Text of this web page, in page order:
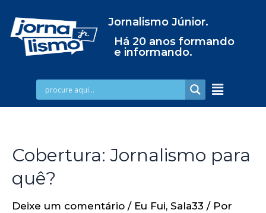
Jornalismo Júnior.
Há 20 anos formando
e informando.
Cobertura: Jornalismo para
quê?
Deixe um comentário / Eu Fui, Sala33 / Por